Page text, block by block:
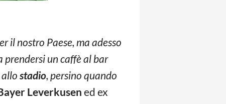
il nostro Paese, ma adesso
prendersi un caffè al bar
stadio, persino quando
Leverkusened ex